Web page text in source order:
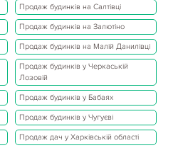
Продаж будинків на Салтівці
Продаж будинків на Залютіно
Продаж будинків на Малій Данилівці
Продаж будинків у Черкаській
Лозовій
Продаж будинків у Бабаях
Продаж будинків у Чугуєві
Продаж дач у Харківській області